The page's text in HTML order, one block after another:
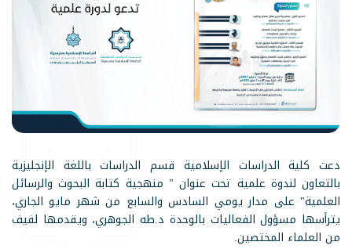
دعت كلية الدراسات الإسلامية قسم الدراسات باللغة الإنجليزية
بالتعاون لندوة علمية تحت عنوان " منهجية كتابة البحوث والرسائل
العلمية" على مدار يومي السادس والسابع من شهر مايو الجاري،
يترأسها مسؤول الفعاليات بالوحدة د.طه الجوهري، ويقدمها لفيف
من العلماء المختصين.